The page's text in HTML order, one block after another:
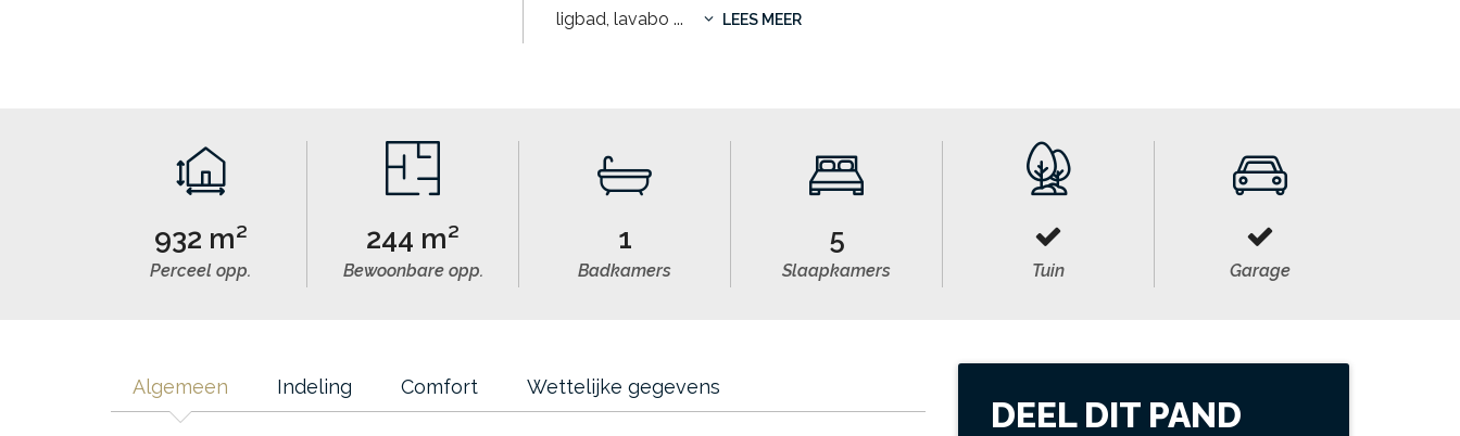
ligbad, lavabo ... LEES MEER
932 m²
Perceel opp.
244 m²
Bewoonbare opp.
1
Badkamers
5
Slaapkamers Tuin Garage
Algemeen Indeling Comfort Wettelijke gegevens
DEEL DIT PAND